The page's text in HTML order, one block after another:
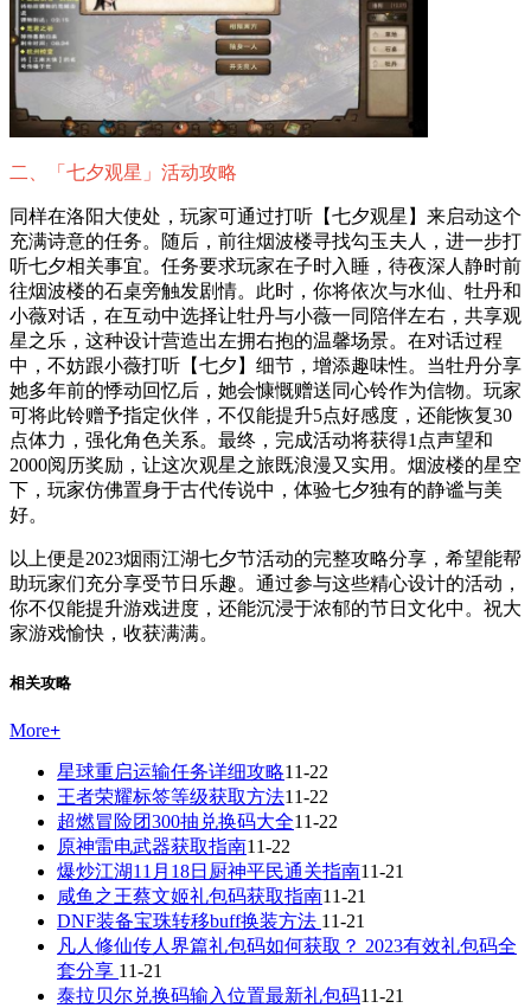
二、「七夕观星」活动攻略
同样在洛阳大使处，玩家可通过打听【七夕观星】来启动这个
充满诗意的任务。随后，前往烟波楼寻找勾玉夫人，进一步打
听七夕相关事宜。任务要求玩家在子时入睡，待夜深人静时前
往烟波楼的石桌旁触发剧情。此时，你将依次与水仙、牡丹和
小薇对话，在互动中选择让牡丹与小薇一同陪伴左右，共享观
星之乐，这种设计营造出左拥右抱的温馨场景。在对话过程
中，不妨跟小薇打听【七夕】细节，增添趣味性。当牡丹分享
她多年前的悸动回忆后，她会慷慨赠送同心铃作为信物。玩家
可将此铃赠予指定伙伴，不仅能提升5点好感度，还能恢复30
点体力，强化角色关系。最终，完成活动将获得1点声望和
2000阅历奖励，让这次观星之旅既浪漫又实用。烟波楼的星空
下，玩家仿佛置身于古代传说中，体验七夕独有的静谧与美
好。
以上便是2023烟雨江湖七夕节活动的完整攻略分享，希望能帮
助玩家们充分享受节日乐趣。通过参与这些精心设计的活动，
你不仅能提升游戏进度，还能沉浸于浓郁的节日文化中。祝大
家游戏愉快，收获满满。
相关攻略
More+
星球重启运输任务详细攻略11-22
王者荣耀标签等级获取方法11-22
超燃冒险团300抽兑换码大全11-22
原神雷电武器获取指南11-22
爆炒江湖11月18日厨神平民通关指南11-21
咸鱼之王蔡文姬礼包码获取指南11-21
DNF装备宝珠转移buff换装方法 11-21
凡人修仙传人界篇礼包码如何获取？ 2023有效礼包码全
套分享 11-21
泰拉贝尔兑换码输入位置最新礼包码11-21